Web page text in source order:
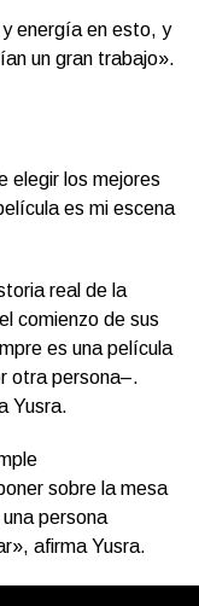
energía en esto, y
un gran trabajo».
elegir los mejores
es mi escena
real de la
comienzo de sus
es una película
otra persona–.
Yusra.
sobre la mesa
persona
afirma Yusra.